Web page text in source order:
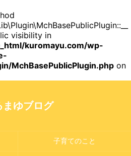
visibility in
kuromayu.com/wp-
MchBasePublicPlugin.php on
まゆブログ
子育てのこと